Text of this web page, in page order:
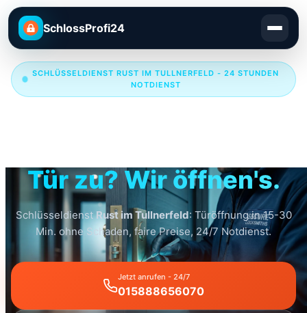
SchlossProfi24
SCHLÜSSELDIENST RUST IM TULLNERFELD - 24 STUNDEN
NOTDIENST
Tür zu? Wir öffnen's.
SchlüsseldienstRust im Tullnerfeld: Türöffnung in 15-30
Min. ohne Schaden, faire Preise, 24/7 Notdienst.
Jetzt anrufen - 24/7
015888656070